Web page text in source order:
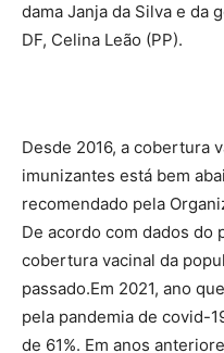
dama Janja da Silva e da
DF, Celina Leão (PP).
Desde 2016, a cobertura
imunizantes está bem
recomendado pela
De acordo com dados do
cobertura vacinal da
passado.Em 2021, ano
pela pandemia de covid-
de 61%. Em anos